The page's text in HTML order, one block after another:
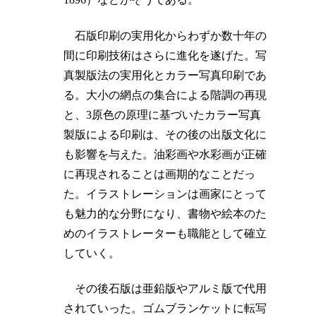
石版印刷の実用化からわずか数十年の
間に印刷技術はさらに進化を遂げた。写
真製版法の実用化とカラー写真印刷であ
る。大小の網点の集合による階調の再現
と、3原色の原理に基づいたカラー写真
製版による印刷は、その後の出版文化に
も影響を与えた。油彩画や水彩画が正確
に再現されることは画期的なことだっ
た。イラストレーションは画家にとって
も魅力的な分野になり、書物や絵本のた
めのイラストレーターも職能として確立
していく。
その後石版は亜鉛版やアルミ版で代用
されていった。ゴムブランケットに転写